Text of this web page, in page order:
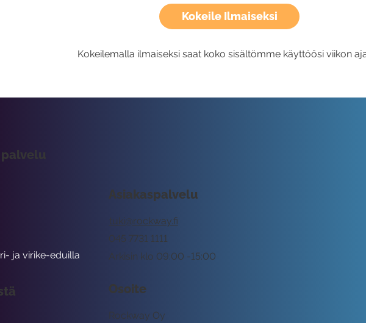
Kokeile Ilmaiseksi
Kokeilemalla ilmaiseksi saat koko sisältömme käyttöösi viikon
Asiakaspalvelu
tuki@rockway.fi
Arkisin klo 09:00 -15:00
045 7731 1111
Osoite
Rockway Oy
ja virike-eduilla